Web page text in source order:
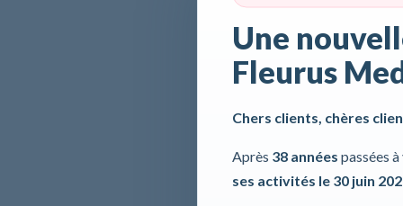
Une
Fleurus
Chers clients, chères
Après 38 années passées
ses activités le 30 juin